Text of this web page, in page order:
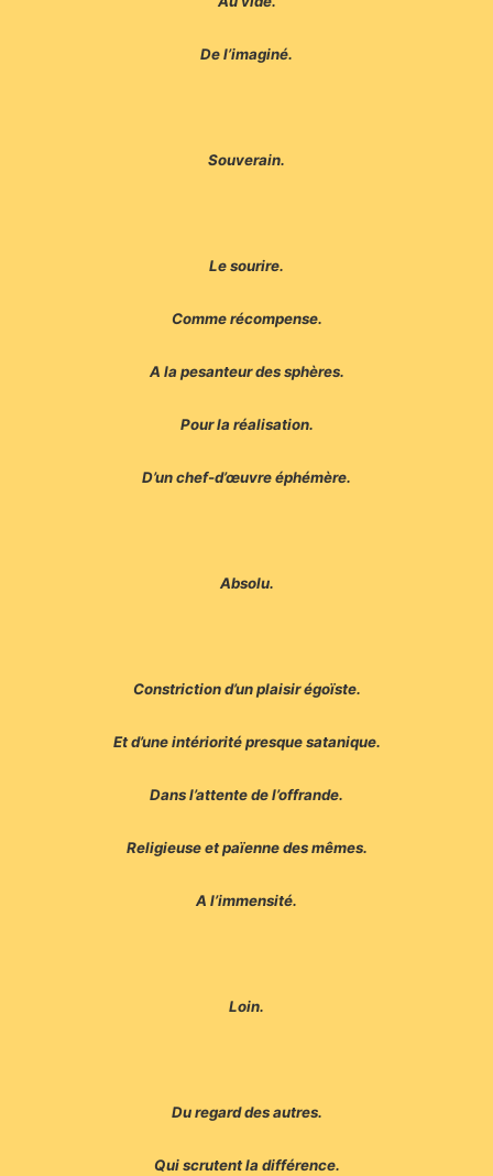
De l’imaginé.
Souverain.
Le sourire.
Comme récompense.
A la pesanteur des sphères.
Pour la réalisation.
D’un chef-d’œuvre éphémère.
Absolu.
Constriction d’un plaisir égoïste.
Et d’une intériorité presque satanique.
Dans l’attente de l’offrande.
Religieuse et païenne des mêmes.
A l’immensité.
Loin.
Du regard des autres.
Qui scrutent la différence.